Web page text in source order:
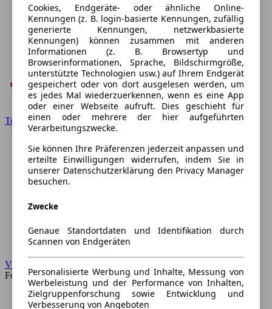
Toyota
VW
Forum
Cookies, Endgeräte- oder ähnliche Online-
Kennungen (z. B. login-basierte Kennungen, zufällig
generierte Kennungen, netzwerkbasierte
Kennungen) können zusammen mit anderen
Informationen (z. B. Browsertyp und
Browserinformationen, Sprache, Bildschirmgröße,
unterstützte Technologien usw.) auf Ihrem Endgerät
gespeichert oder von dort ausgelesen werden, um
es jedes Mal wiederzuerkennen, wenn es eine App
oder einer Webseite aufruft. Dies geschieht für
einen oder mehrere der hier aufgeführten
Verarbeitungszwecke.
Sie können Ihre Präferenzen jederzeit anpassen und
erteilte Einwilligungen widerrufen, indem Sie in
unserer Datenschutzerklärung den Privacy Manager
besuchen.
Zwecke
Genaue Standortdaten und Identifikation durch
Scannen von Endgeräten
Personalisierte Werbung und Inhalte, Messung von
Werbeleistung und der Performance von Inhalten,
Zielgruppenforschung sowie Entwicklung und
Verbesserung von Angeboten